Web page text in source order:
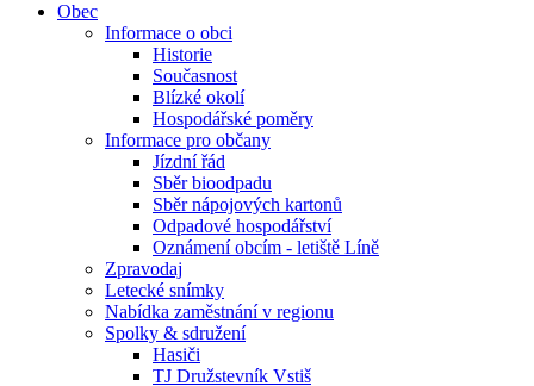
Obec
Informace o obci
Historie
Současnost
Blízké okolí
Hospodářské poměry
Informace pro občany
Jízdní řád
Sběr bioodpadu
Sběr nápojových kartonů
Odpadové hospodářství
Oznámení obcím - letiště Líně
Zpravodaj
Letecké snímky
Nabídka zaměstnání v regionu
Spolky & sdružení
Hasiči
TJ Družstevník Vstiš